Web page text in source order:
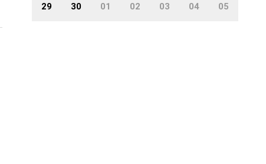
29 30 01 02 03 04 05